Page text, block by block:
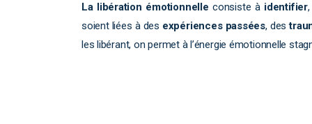
La libération émotionnelle consiste à identifier
soient liées à des expériences passées, des
les libérant, on permet à l’énergie émotionnelle